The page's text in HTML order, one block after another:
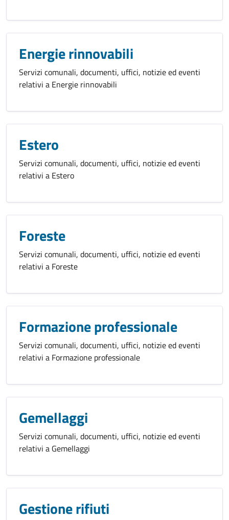
Energie rinnovabili
Servizi comunali, documenti, uffici, notizie ed eventi
relativi a Energie rinnovabili
Estero
Servizi comunali, documenti, uffici, notizie ed eventi
relativi a Estero
Foreste
Servizi comunali, documenti, uffici, notizie ed eventi
relativi a Foreste
Formazione professionale
Servizi comunali, documenti, uffici, notizie ed eventi
relativi a Formazione professionale
Gemellaggi
Servizi comunali, documenti, uffici, notizie ed eventi
relativi a Gemellaggi
Gestione rifiuti